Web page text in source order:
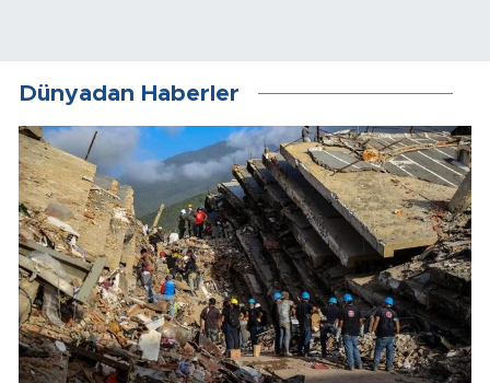
Dünyadan Haberler